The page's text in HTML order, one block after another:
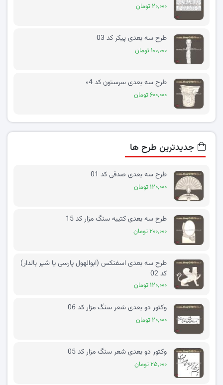
۲۰,۰۰۰ تومان
طرح سه بعدی پیکر کد 03
۱۰۰,۰۰۰ تومان
طرح سه بعدی سرستون کد ۰4
۶۰۰,۰۰۰ تومان
جدیدترین طرح ها
طرح سه بعدی صدفی کد 01
۱۲۰,۰۰۰ تومان
طرح سه بعدی کتیبه سنگ مزار کد 15
۲۰۰,۰۰۰ تومان
طرح سه بعدی اسفنکس (ابوالهول پارسی یا شیر بالدار)
کد 02
۱۲۰,۰۰۰ تومان
وکتور دو بعدی شعر سنگ مزار کد 06
۲۰,۰۰۰ تومان
وکتور دو بعدی شعر سنگ مزار کد 05
۲۵,۰۰۰ تومان